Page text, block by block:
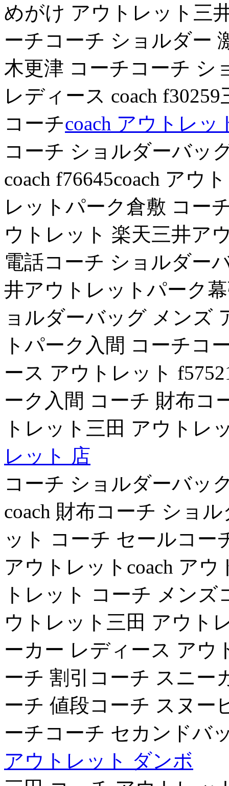
めがけ アウトレット三
ーチコーチ ショルダー
木更津 コーチコーチ シ
レディース coach
コーチcoach アウトレッ
コーチ ショルダーバッ
coach f76645coach アウ
レットパーク倉敷 コー
ウトレット 楽天三井ア
電話コーチ ショルダー
井アウトレットパーク
ョルダーバッグ メンズ
トパーク入間 コーチコ
ース アウトレット
ーク入間 コーチ 財布コ
トレット三田 アウトレ
レット 店
コーチ ショルダーバッ
coach 財布コーチ ショ
ット コーチ セールコー
アウトレットcoach ア
トレット コーチ メン
ウトレット三田 アウト
ーカー レディース アウ
ーチ 割引コーチ スニー
ーチ 値段コーチ スヌー
ーチコーチ セカンドバ
アウトレット ダンボ